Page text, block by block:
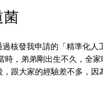
發我申請的「精準化人
，弟弟剛出生不久，全
跟大家的經驗差不多，